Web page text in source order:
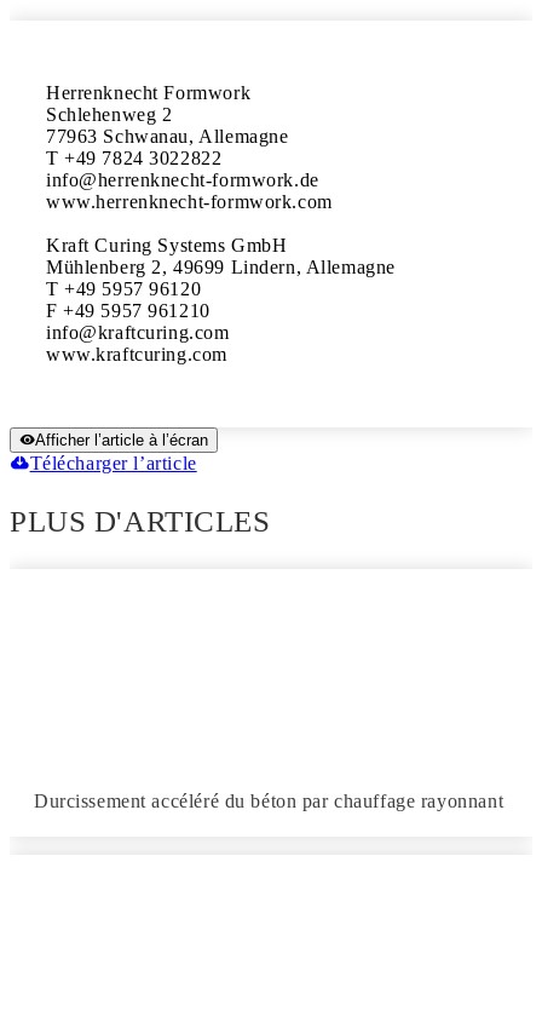
Herrenknecht Formwork
Schlehenweg 2
77963 Schwanau, Allemagne
T +49 7824 3022822
info@herrenknecht-formwork.de
www.herrenknecht-formwork.com
Kraft Curing Systems GmbH
Mühlenberg 2, 49699 Lindern, Allemagne
T +49 5957 96120
F +49 5957 961210
info@kraftcuring.com
www.kraftcuring.com
Afficher l’article à l’écran
Télécharger l’article
PLUS D'ARTICLES
Durcissement accéléré du béton par chauffage rayonnant